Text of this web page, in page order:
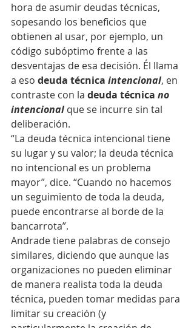
hora de asumir deudas técnicas,
sopesando los beneficios que
obtienen al usar, por ejemplo, un
código subóptimo frente a las
desventajas de esa decisión. Él llama
a eso deuda técnica intencional, en
contraste con la deuda técnica no
intencional que se incurre sin tal
deliberación.
“La deuda técnica intencional tiene
su lugar y su valor; la deuda técnica
no intencional es un problema
mayor”, dice. “Cuando no hacemos
un seguimiento de toda la deuda,
puede encontrarse al borde de la
bancarrota”.
Andrade tiene palabras de consejo
similares, diciendo que aunque las
organizaciones no pueden eliminar
de manera realista toda la deuda
técnica, pueden tomar medidas para
limitar su creación (y